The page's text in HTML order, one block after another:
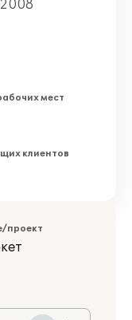
мест
клиентов
проект